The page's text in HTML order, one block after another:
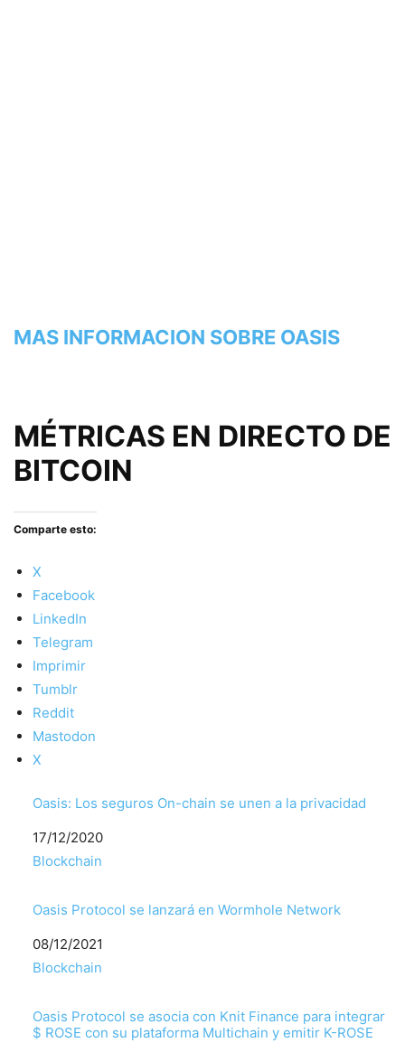
MAS INFORMACION SOBRE OASIS
MÉTRICAS EN DIRECTO DE
BITCOIN
Comparte esto:
X
Facebook
LinkedIn
Telegram
Imprimir
Tumblr
Reddit
Mastodon
X
Oasis: Los seguros On-chain se unen a la privacidad
Fecha
17/12/2020
Respecto a
Blockchain
Oasis Protocol se lanzará en Wormhole Network
Fecha
08/12/2021
Respecto a
Blockchain
Oasis Protocol se asocia con Knit Finance para integrar
$ ROSE con su plataforma Multichain y emitir K-ROSE